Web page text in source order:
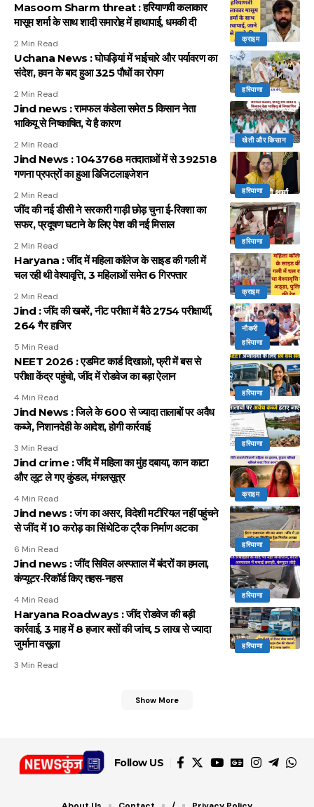
क्राइम
Masoom Sharm threat : हरियाणवी कलाकार
मासूम शर्मा के साथ शादी समारोह में हाथापाई, धमकी दी
2 Min Read
हरियाणा
Uchana News : घोघड़ियां में भाईचारे और पर्यावरण का
संदेश, हवन के बाद हुआ 325 पौधों का रोपण
2 Min Read
खेती और किसान
Jind news : रामफल कंडेला समेत 5 किसान नेता
भाकियू से निष्काषित, ये है कारण
2 Min Read
हरियाणा
Jind News : 1043768 मतदाताओं में से 392518
गणना प्रपत्रों का हुआ डिजिटलाइजेशन
2 Min Read
हरियाणा
जींद की नई डीसी ने सरकारी गाड़ी छोड़ चुना ई-रिक्शा का
सफर, प्रदूषण घटाने के लिए पेश की नई मिसाल
2 Min Read
क्राइम
Haryana : जींद में महिला कॉलेज के साइड की गली में
चल रही थी वेश्यावृत्ति, 3 महिलाओं समेत 6 गिरफ्तार
2 Min Read
नौकरी
हरियाणा
Jind : जींद की खबरें, नीट परीक्षा में बैठे 2754 परीक्षार्थी,
264 गैर हाजिर
5 Min Read
हरियाणा
NEET 2026 : एडमिट कार्ड दिखाओ, फ्री में बस से
परीक्षा केंद्र पहुंचो, जींद में रोडवेज का बड़ा ऐलान
4 Min Read
हरियाणा
Jind News : जिले के 600 से ज्यादा तालाबों पर अवैध
कब्जे, निशानदेही के आदेश, होगी कार्रवाई
3 Min Read
क्राइम
Jind crime : जींद में महिला का मुंह दबाया, कान काटा
और लूट ले गए कुंडल, मंगलसूत्र
4 Min Read
हरियाणा
Jind news : जंग का असर, विदेशी मटीरियल नहीं पहुंचने
से जींद में 10 करोड़ का सिंथेटिक ट्रैक निर्माण अटका
6 Min Read
हरियाणा
Jind news : जींद सिविल अस्पताल में बंदरों का हमला,
कंप्यूटर-रिकॉर्ड किए तहस-नहस
4 Min Read
हरियाणा
Haryana Roadways : जींद रोडवेज की बड़ी
कार्रवाई, 3 माह में 8 हजार बसों की जांच, 5 लाख से ज्यादा
जुर्माना वसूला
3 Min Read
Show More
Follow US